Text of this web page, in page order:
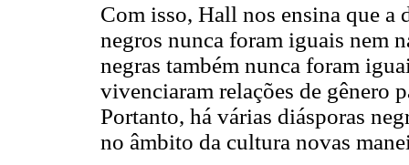
Com isso, Hall nos ensina que a
negros nunca foram iguais nem
negras também nunca foram
vivenciaram relações de gênero
Portanto, há várias diásporas
no âmbito da cultura novas